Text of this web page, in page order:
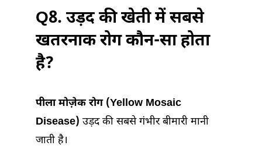
Q8. उड़द की खेती में सबसे
खतरनाक रोग कौन-सा होता
है?
पीला मोज़ेक रोग (Yellow Mosaic
Disease) उड़द की सबसे गंभीर बीमारी मानी
जाती है।